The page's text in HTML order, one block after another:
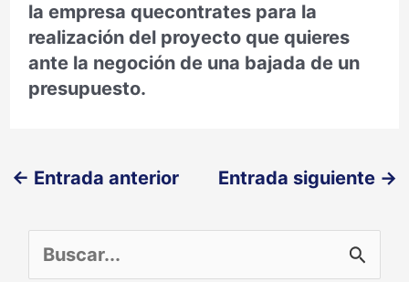
la empresa quecontrates para la
realización del proyecto que quieres
ante la negoción de una bajada de un
presupuesto.
← Entrada anterior Entrada siguiente →